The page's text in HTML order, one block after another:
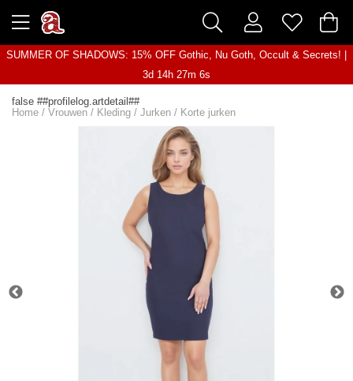
SUMMER OF SHADOWS: 15% OFF Gothic, Nu Goth, Occult & Secrets! |
3d 14h 27m 6s
false ##profilelog.artdetail##
Home / Vrouwen / Kleding / Jurken / Korte jurken